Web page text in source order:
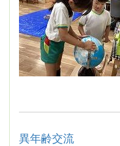
異年齢交流